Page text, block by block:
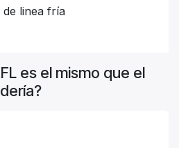
de linea fría
es el mismo que el